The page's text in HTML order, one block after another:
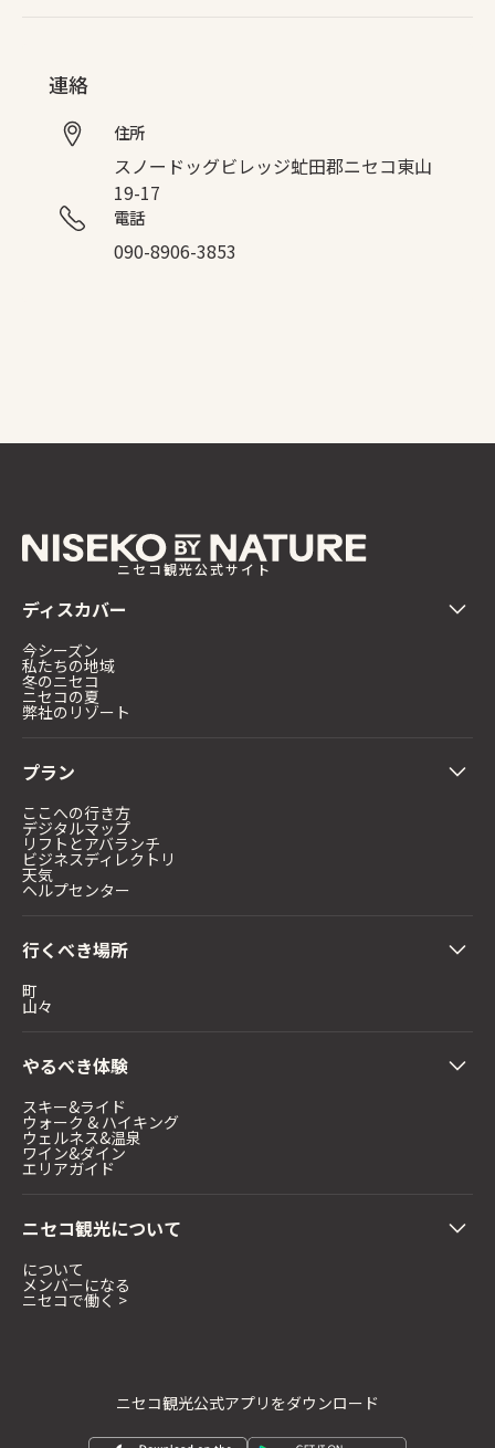
連絡
住所
スノードッグビレッジ虻田郡ニセコ東山
19-17
電話
090-8906-3853
ニセコ観光公式サイト
ディスカバー
今シーズン
私たちの地域
冬のニセコ
ニセコの夏
弊社のリゾート
プラン
ここへの行き方
デジタルマップ
リフトとアバランチ
ビジネスディレクトリ
天気
ヘルプセンター
行くべき場所
町
山々
やるべき体験
スキー&ライド
ウォーク & ハイキング
ウェルネス&温泉
ワイン&ダイン
エリアガイド
ニセコ観光について
について
メンバーになる
ニセコで働く >
ニセコ観光公式アプリをダウンロード